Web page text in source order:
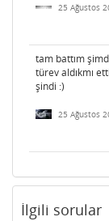
25 Ağustos
tam battım
türev aldıkmı
şindi :)
25 Ağustos
İlgili sorular